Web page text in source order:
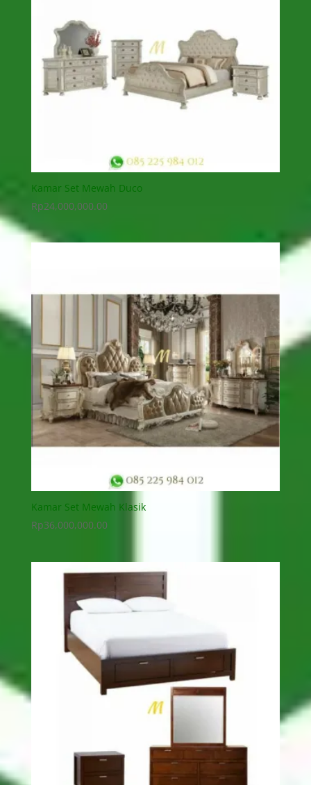
Kamar Set Mewah Duco
Rp24,000,000.00
Kamar Set Mewah Klasik
Rp36,000,000.00